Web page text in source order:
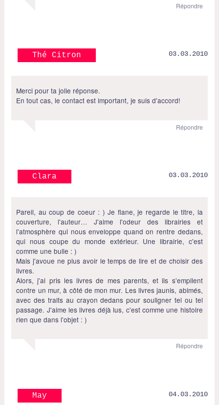
Répondre
Thé Citron 03.03.2010
Merci pour ta jolie réponse.
En tout cas, le contact est important, je suis d'accord!
Répondre
Clara 03.03.2010
Pareil, au coup de coeur : ) Je flane, je regarde le titre, la
couverture, l'auteur… J'aime l'odeur des librairies et
l'atmosphère qui nous enveloppe quand on rentre dedans,
qui nous coupe du monde extérieur. Une librairie, c'est
comme une bulle : )
Mais j'avoue ne plus avoir le temps de lire et de choisir des
livres.
Alors, j'ai pris les livres de mes parents, et ils s'empilent
contre un mur, à côté de mon mur. Les livres jaunis, abimés,
avec des traits au crayon dedans pour souligner tel ou tel
passage. J'aime les livres déjà lus, c'est comme une histoire
rien que dans l'objet : )
Répondre
May 04.03.2010